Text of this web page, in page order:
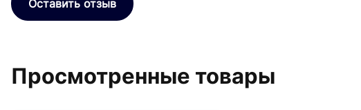
Оставить отзыв
Просмотренные товары